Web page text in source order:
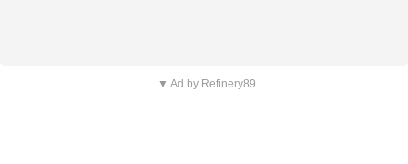
▼ Ad by Refinery89